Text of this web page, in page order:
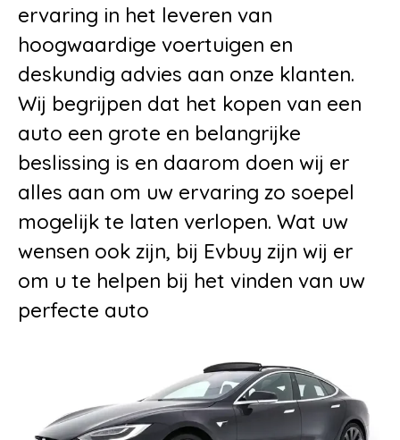
ervaring in het leveren van
hoogwaardige voertuigen en
deskundig advies aan onze klanten.
Wij begrijpen dat het kopen van een
auto een grote en belangrijke
beslissing is en daarom doen wij er
alles aan om uw ervaring zo soepel
mogelijk te laten verlopen. Wat uw
wensen ook zijn, bij Evbuy zijn wij er
om u te helpen bij het vinden van uw
perfecte auto